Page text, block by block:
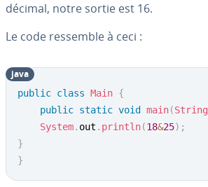
décimal, notre sortie est 16.
Le code ressemble à ceci :
public class Main {
public static void main(String
System. out . println(18&25) ;
}
}
java